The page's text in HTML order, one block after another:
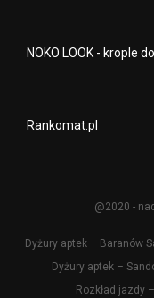
NOKO LOOK - krople
Rankomat.pl
@2020 -
Dyżury aptek – Baranów
Dyżury aptek –
Rozkład jazdy